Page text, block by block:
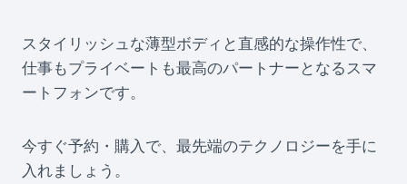
スタイリッシュな薄型ボディと直感的な操作性で、
仕事もプライベートも最高のパートナーとなるスマ
ートフォンです。
今すぐ予約・購入で、最先端のテクノロジーを手に
入れましょう。